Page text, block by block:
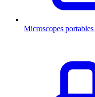
Microscopes portables